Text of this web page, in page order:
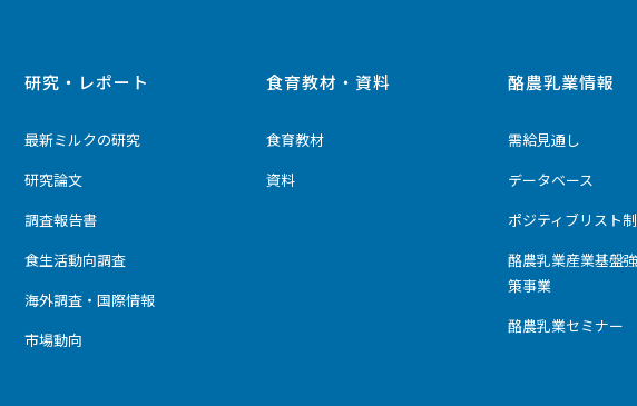
研究・レポート
最新ミルクの研究
研究論文
調査報告書
食生活動向調査
海外調査・国際情報
市場動向
食育教材・資料
食育教材
資料
酪農乳業情報
需給見通し
データベース
ポジティブリスト
酪農乳業産業基盤
策事業
酪農乳業セミナー